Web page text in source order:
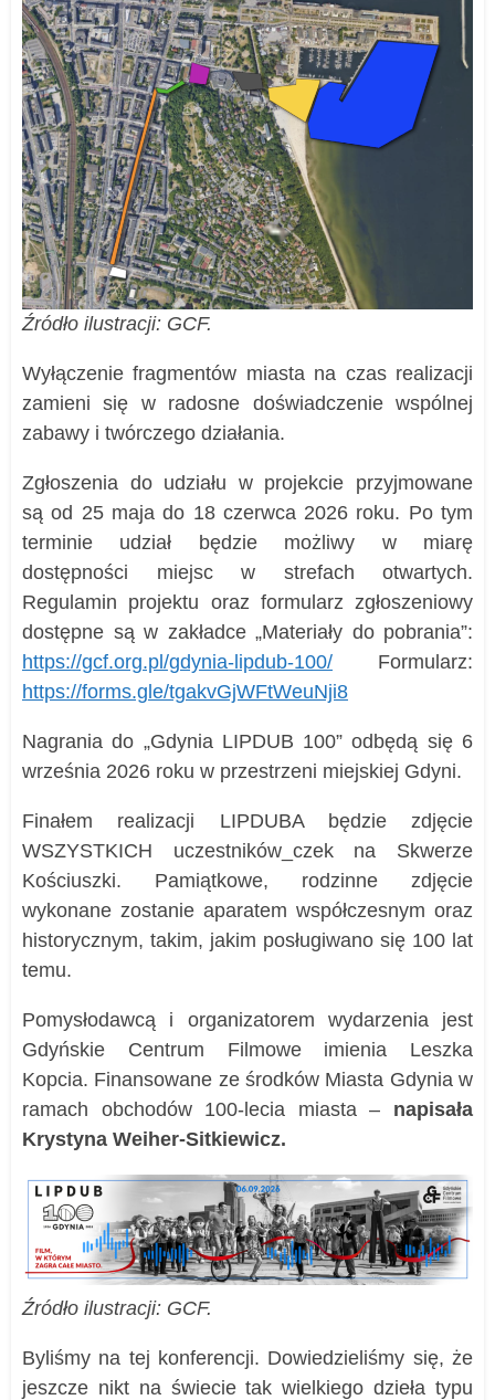
Źródło ilustracji: GCF.
Wyłączenie fragmentów miasta na czas realizacji
zamieni się w radosne doświadczenie wspólnej
zabawy i twórczego działania.
Zgłoszenia do udziału w projekcie przyjmowane
są od 25 maja do 18 czerwca 2026 roku. Po tym
terminie udział będzie możliwy w miarę
dostępności miejsc w strefach otwartych.
Regulamin projektu oraz formularz zgłoszeniowy
dostępne są w zakładce „Materiały do pobrania”:
https://gcf.org.pl/gdynia-lipdub-100/ Formularz:
https://forms.gle/tgakvGjWFtWeuNji8
Nagrania do „Gdynia LIPDUB 100” odbędą się 6
września 2026 roku w przestrzeni miejskiej Gdyni.
Finałem realizacji LIPDUBA będzie zdjęcie
WSZYSTKICH uczestników_czek na Skwerze
Kościuszki. Pamiątkowe, rodzinne zdjęcie
wykonane zostanie aparatem współczesnym oraz
historycznym, takim, jakim posługiwano się 100 lat
temu.
Pomysłodawcą i organizatorem wydarzenia jest
Gdyńskie Centrum Filmowe imienia Leszka
Kopcia. Finansowane ze środków Miasta Gdynia w
ramach obchodów 100-lecia miasta – napisała
Krystyna Weiher-Sitkiewicz.
Źródło ilustracji: GCF.
Byliśmy na tej konferencji. Dowiedzieliśmy się, że
jeszcze nikt na świecie tak wielkiego dzieła typu